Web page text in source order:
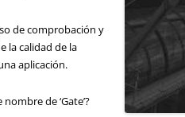
de comprobación y
la calidad de la
aplicación.
de ‘Gate’?